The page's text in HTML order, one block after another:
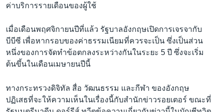
ค่าบริการรายเดือนของผู้ใช้
เมื่อเดือนพฤศจิกายนปีที่แล้ว รัฐบาลอังกฤษเปิดการเจรจากับ
บีบีซี เพื่อหากรอบของค่าธรรมเนียมที่ควรจะเป็น ซึ่งเป็นส่วน
หนึ่งของการจัดทำข้อตกลงระหว่างกันในระยะ 5 ปี ซึ่งจะเริ่ม
ต้นขึ้นในเดือนเมษายนปีนี้
ทางกระทรวงดิจิทัล สื่อ วัฒนธรรม และกีฬา ของอังกฤษ
ปฏิเสธที่จะให้ความเห็นในเรื่องนี้กับสำนักข่าวรอยเตอร์ ขณะที่